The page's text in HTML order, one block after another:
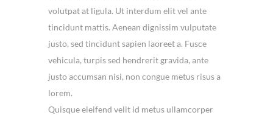
volutpat at ligula. Ut interdum elit vel ante
tincidunt mattis. Aenean dignissim vulputate
justo, sed tincidunt sapien laoreet a. Fusce
vehicula, turpis sed hendrerit gravida, ante
justo accumsan nisi, non congue metus risus a
lorem.
Quisque eleifend velit id metus ullamcorper